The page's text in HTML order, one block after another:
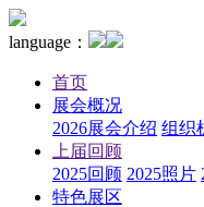
language：
首页
展会概况
2026展会介绍 组织
上届回顾
2025回顾 2025照片
特色展区